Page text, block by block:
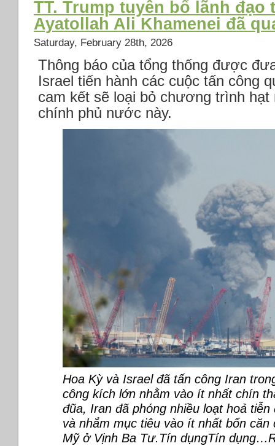
TT. Trump tuyên bố lãnh đạo
Ayatollah Ali Khamenei đã
Saturday, February 28th, 2026
Thông báo của tổng thống được
Israel tiến hành các cuộc tấn công
cam kết sẽ loại bỏ chương trình hạt
chính phủ nước này.
Hoa Kỳ và Israel đã tấn công Iran
công kích lớn nhằm vào ít nhất chín
đũa, Iran đã phóng nhiều loạt hoả tiễn
và nhắm mục tiêu vào ít nhất bốn
Mỹ ở Vịnh Ba Tư.Tín dụngTín